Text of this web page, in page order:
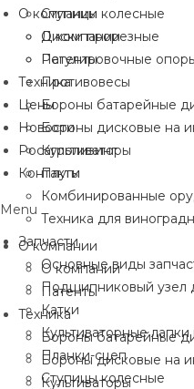
Ступицы колесные
Диски прорезные
Регулировочные
Противовесы
Цены
Новости
Росагролизинг
Контакты
Menu
О компании
О компании
Патенты
Техника
Бороны батарейные
Бороны дисковые на
Культиваторы
О компании
О компании
Патенты
Техника
Бороны батарейные
Бороны дисковые на
Культиваторы
Плуги
Комбинированные
Техника для
Запчасти
Основные виды
Подшипниковый узел
Катки
Культиваторные лапки
Планки-сцеп
Ступицы колесные